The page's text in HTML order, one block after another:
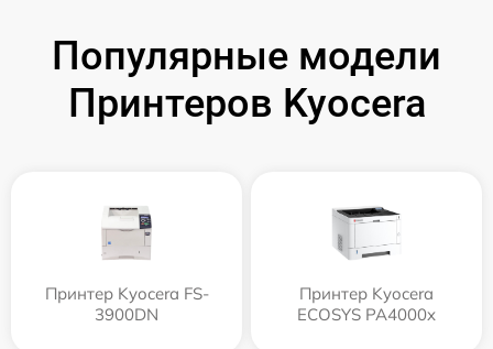
Популярные модели
Принтеров Kyocera
Принтер Kyocera FS-
3900DN
Принтер Kyocera
ECOSYS PA4000x